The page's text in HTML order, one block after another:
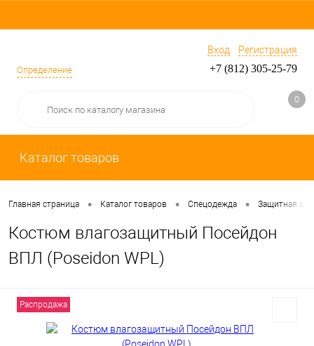
Определение
Вход Регистрация
+7 (812) 305-25-79
0
Каталог товаров
Главная страница • Каталог товаров • Спецодежда • Защитная
Костюм влагозащитный Посейдон
ВПЛ (Poseidon WPL)
Распродажа